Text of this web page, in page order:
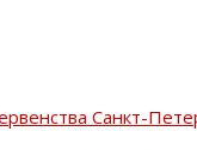
Санкт-